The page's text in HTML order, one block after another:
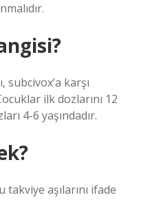
subcivox’a karşı
ilk dozlarını 12
4-6 yaşındadır.
aşılarını ifade